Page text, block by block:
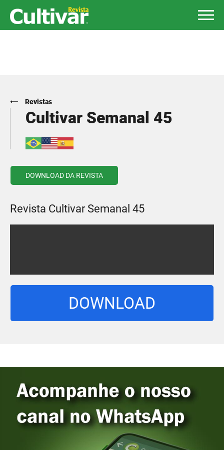
Revistas
Cultivar Semanal 45
DOWNLOAD DA REVISTA
Revista Cultivar Semanal 45
DOWNLOAD